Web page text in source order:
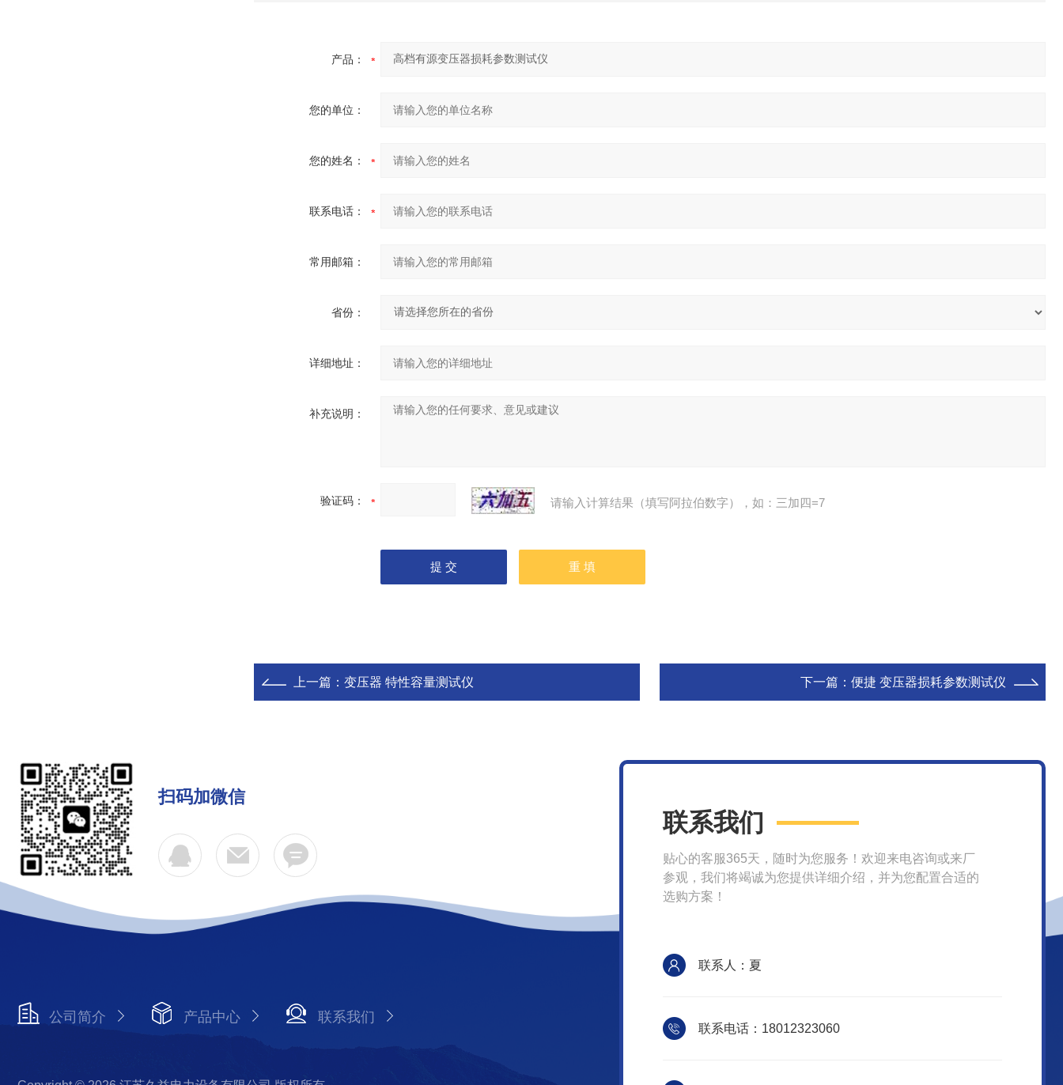
产品：
您的单位：
您的姓名：
联系电话：
常用邮箱：
省份：
详细地址：
补充说明：
验证码： 请输入计算结果（填写阿拉伯数字），如：三加四=7
上一篇： 变压器 特性容量测试仪 下一篇： 便捷 变压器损耗参数测试仪
扫码加微信
公司简介 产品中心 联系我们
联系我们
贴心的客服365天，随时为您服务！欢迎来电咨询或来厂
参观，我们将竭诚为您提供详细介绍，并为您配置合适的
选购方案！
联系人：夏
联系电话：18012323060